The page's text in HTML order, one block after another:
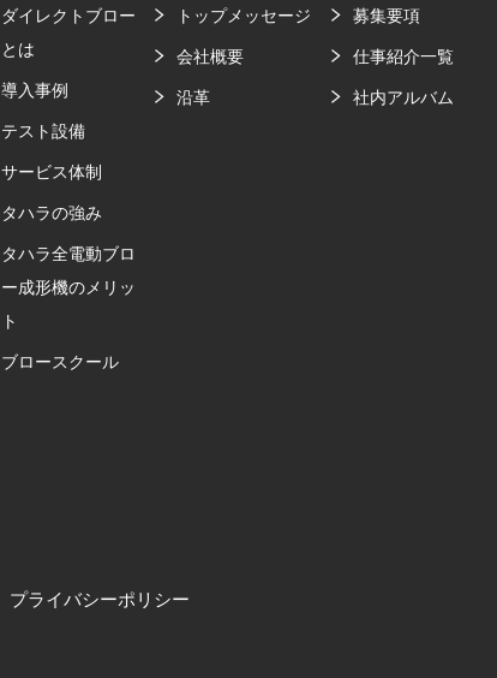
ダイレクトブロー
とは
導入事例
テスト設備
サービス体制
タハラの強み
タハラ全電動ブロ
ー成形機のメリッ
ト
ブロースクール
トップメッセージ
会社概要
沿革
募集要項
仕事紹介一覧
社内アルバム
プライバシーポリシー